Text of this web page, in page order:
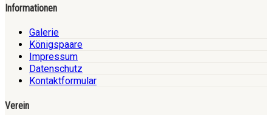
Informationen
Galerie
Königspaare
Impressum
Datenschutz
Kontaktformular
Verein